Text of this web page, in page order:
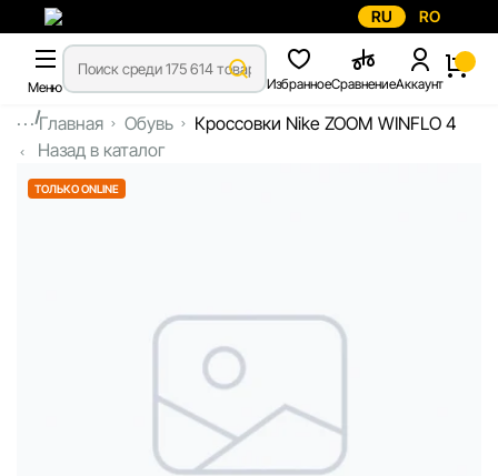
RU RO
Меню ИзбранноеСравнениеАккаунт
...Главная Обувь
Кроссовки Nike ZOOM WINFLO 4
Назад в каталог
ТОЛЬКО ONLINE